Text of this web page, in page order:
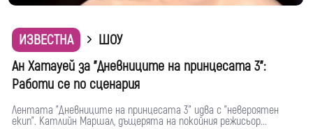
ИЗВЕСТНА
ШОУ
Ан Хатауей за "Дневниците на принцесата 3":
Работи се по сценария
Лентата "Дневниците на принцесата 3" идва с "невероятен
екип". Катлийн Маршал, дъщерята на покойния режисьор...